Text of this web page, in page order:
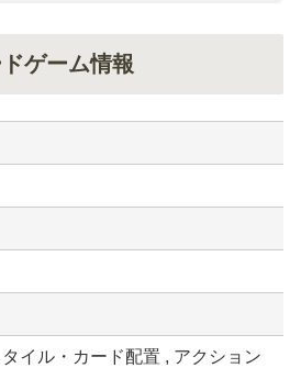
ゲーム情報
イル・カード配置 , アクション